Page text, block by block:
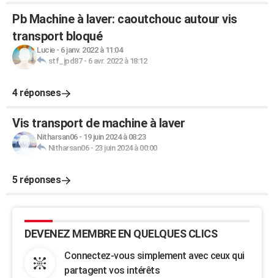
Pb Machine à laver: caoutchouc autour vis
transport bloqué
Lucie- 6 janv. 2022 à 11:04
stf_jpd87- 6 avr. 2022 à 18:12
4 réponses
Vis transport de machine à laver
Nitharsan06- 19 juin 2024 à 08:23
Nitharsan06- 23 juin 2024 à 00:00
5 réponses
DEVENEZ MEMBRE EN QUELQUES CLICS
Connectez-vous simplement avec ceux qui
partagent vos intérêts